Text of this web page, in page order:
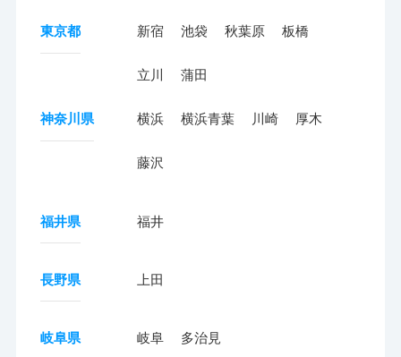
東京都 新宿 池袋 秋葉原 板橋
立川 蒲田
神奈川県 横浜 横浜青葉 川崎 厚木
藤沢
福井県 福井
長野県 上田
岐阜県 岐阜 多治見